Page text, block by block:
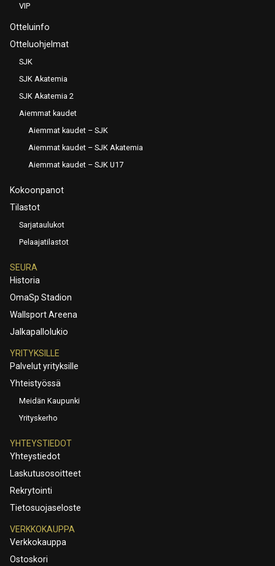
VIP
Otteluinfo
Otteluohjelmat
SJK
SJK Akatemia
SJK Akatemia 2
Aiemmat kaudet
Aiemmat kaudet – SJK
Aiemmat kaudet – SJK Akatemia
Aiemmat kaudet – SJK U17
Kokoonpanot
Tilastot
Sarjataulukot
Pelaajatilastot
SEURA
Historia
OmaSp Stadion
Wallsport Areena
Jalkapallolukio
YRITYKSILLE
Palvelut yrityksille
Yhteistyössä
Meidän Kaupunki
Yrityskerho
YHTEYSTIEDOT
Yhteystiedot
Laskutusosoitteet
Rekrytointi
Tietosuojaseloste
VERKKOKAUPPA
Verkkokauppa
Ostoskori